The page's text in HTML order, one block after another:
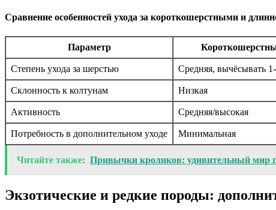
Сравнение особенностей ухода за короткошерстными и
Параметр
Степень ухода за шерстью Средняя, вычёсывать
Склонность к колтунам Низкая
Активность Средняя/высокая
Потребность в дополнительном уходе Минимальная
Читайте также: Привычки кроликов: удивительный мир
Экзотические и редкие породы: